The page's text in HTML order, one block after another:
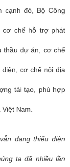
cạnh đó, Bộ Công
cơ chế hỗ trợ phát
thầu dự án, cơ chế
cơ chế nội địa
tái tạo, phù hợp
Nam.
đang thiếu điện
ta đã nhiều lần